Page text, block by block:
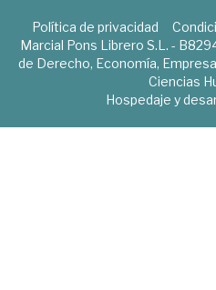
Política de privacidad
Marcial Pons Librero S.L. -
de Derecho, Economía,
Ciencias
Hospedaje y